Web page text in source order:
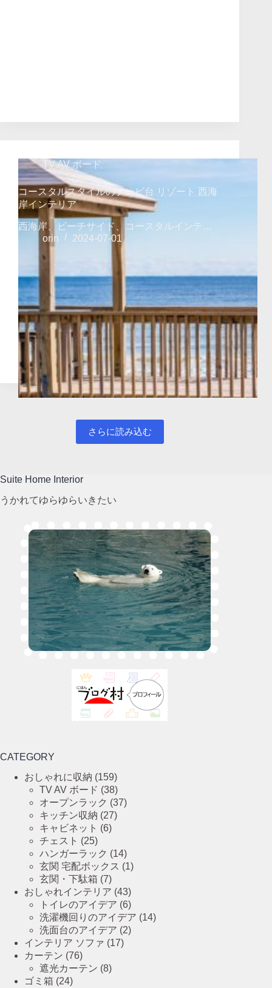
TV AV ボード
コースタルスタイルのテレビ台 リゾート 西海
岸インテリア
西海岸、ビーチサイド、コースタルインテ…
orin
2024-07-01
さらに読み込む
Suite Home Interior
うかれてゆらゆらいきたい
CATEGORY
おしゃれに収納 (159)
TV AV ボード (38)
オープンラック (37)
キッチン収納 (27)
キャビネット (6)
チェスト (25)
ハンガーラック (14)
玄関 宅配ボックス (1)
玄関・下駄箱 (7)
おしゃれインテリア (43)
トイレのアイデア (6)
洗濯機回りのアイデア (14)
洗面台のアイデア (2)
インテリア ソファ (17)
カーテン (76)
遮光カーテン (8)
ゴミ箱 (24)